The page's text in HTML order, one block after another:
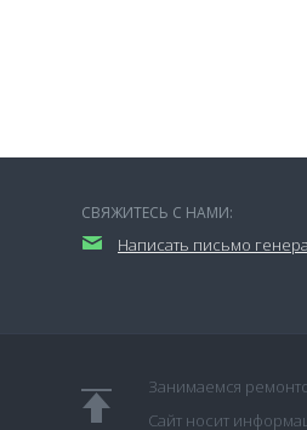
СВЯЖИТЕСЬ С НАМИ:
Написать письмо
Занимаемся
Сайт носит